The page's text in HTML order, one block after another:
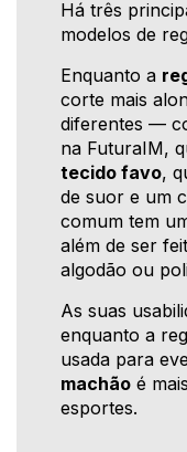
Há três
modelos de
Enquanto a
corte mais
diferentes —
na FuturaIM,
tecido favo,
de suor e um
comum tem
além de ser
algodão ou
As suas
enquanto a
usada para
machão é
esportes.